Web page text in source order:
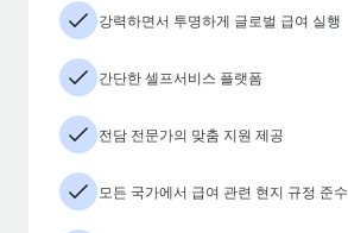
강력하면서 투명하게 글로벌 급여 실행
간단한 셀프서비스 플랫폼
전담 전문가의 맞춤 지원 제공
모든 국가에서 급여 관련 현지 규정 준수